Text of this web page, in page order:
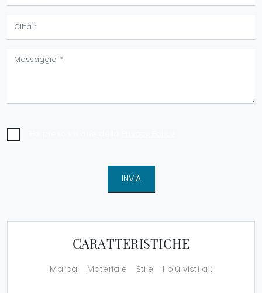
INVIA
CARATTERISTICHE
Marca Materiale Stile I più visti a :